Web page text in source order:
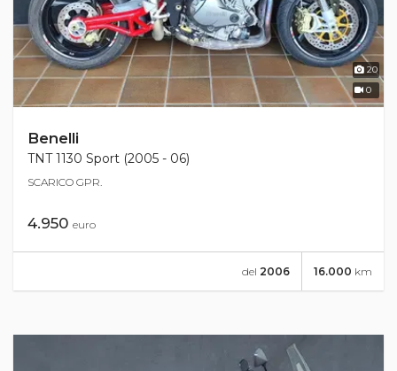
20
0
Benelli
TNT 1130 Sport (2005 - 06)
SCARICO GPR.
4.950 euro
16.000 km
del 2006